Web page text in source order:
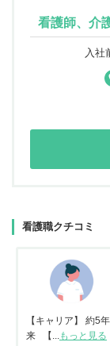
看護師、介
入社
看護職クチコミ
【キャリア】 約
棟 【転...もっと見